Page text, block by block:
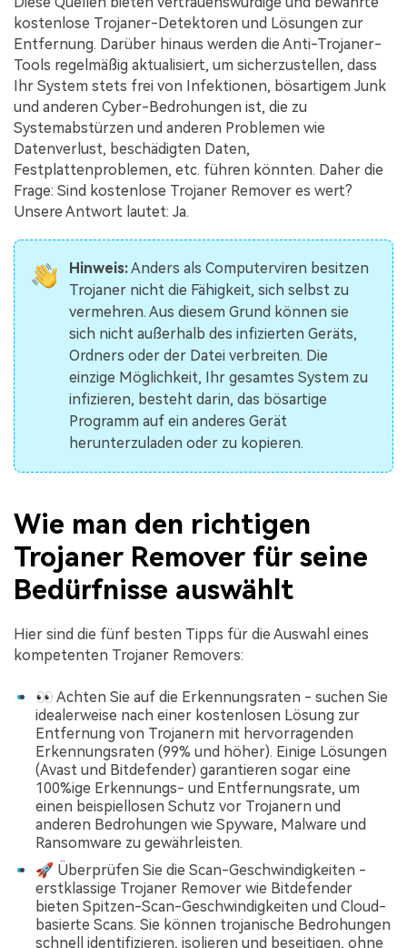
kostenlose Trojaner-Detektoren und Lösungen zur
Entfernung. Darüber hinaus werden die Anti-Trojaner-
Tools regelmäßig aktualisiert, um sicherzustellen, dass
Ihr System stets frei von Infektionen, bösartigem Junk
und anderen Cyber-Bedrohungen ist, die zu
Systemabstürzen und anderen Problemen wie
Datenverlust, beschädigten Daten,
Festplattenproblemen, etc. führen könnten. Daher die
Frage: Sind kostenlose Trojaner Remover es wert?
Unsere Antwort lautet: Ja.
Hinweis:Anders als Computerviren besitzen
Trojaner nicht die Fähigkeit, sich selbst zu
vermehren. Aus diesem Grund können sie
sich nicht außerhalb des infizierten Geräts,
Ordners oder der Datei verbreiten. Die
einzige Möglichkeit, Ihr gesamtes System zu
infizieren, besteht darin, das bösartige
Programm auf ein anderes Gerät
herunterzuladen oder zu kopieren.
Wie man den richtigen
Trojaner Remover für seine
Bedürfnisse auswählt
Hier sind die fünf besten Tipps für die Auswahl eines
kompetenten Trojaner Removers:
👀 Achten Sie auf die Erkennungsraten - suchen Sie
idealerweise nach einer kostenlosen Lösung zur
Entfernung von Trojanern mit hervorragenden
Erkennungsraten (99% und höher). Einige Lösungen
(Avast und Bitdefender) garantieren sogar eine
100%ige Erkennungs- und Entfernungsrate, um
einen beispiellosen Schutz vor Trojanern und
anderen Bedrohungen wie Spyware, Malware und
Ransomware zu gewährleisten.
🚀 Überprüfen Sie die Scan-Geschwindigkeiten -
erstklassige Trojaner Remover wie Bitdefender
bieten Spitzen-Scan-Geschwindigkeiten und Cloud-
basierte Scans. Sie können trojanische Bedrohungen
schnell identifizieren, isolieren und beseitigen, ohne